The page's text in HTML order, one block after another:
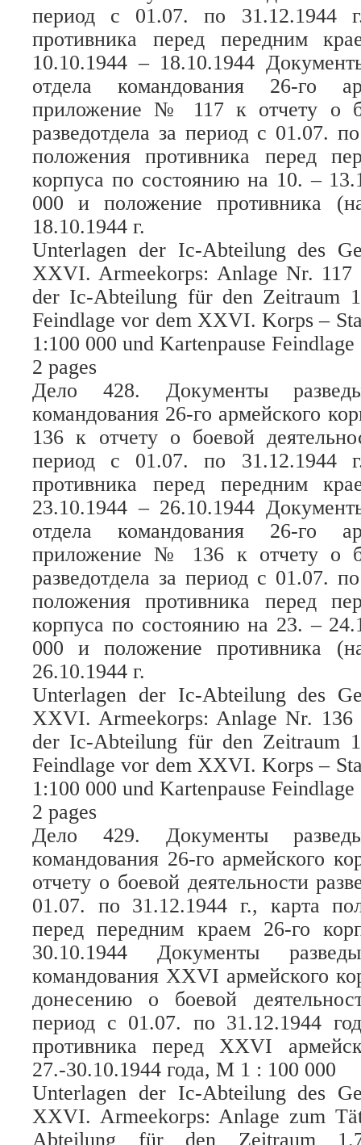
период с 01.07. по 31.12.1944
противника перед передним
10.10.1944 – 18.10.1944
отдела командования 26-го
приложение № 117 к отчету о
разведотдела за период с 01.07.
положения противника перед
корпуса по состоянию на 10. –
000 и положение противника
18.10.1944 г.
Unterlagen der Ic-Abteilung des
XXVI. Armeekorps: Anlage Nr. 117
der Ic-Abteilung für den Zeitraum
Feindlage vor dem XXVI. Korps –
1:100 000 und Kartenpause
2 pages
Дело 428. Документы
командования 26-го армейского
136 к отчету о боевой
период с 01.07. по 31.12.1944
противника перед передним
23.10.1944 – 26.10.1944
отдела командования 26-го
приложение № 136 к отчету о
разведотдела за период с 01.07.
положения противника перед
корпуса по состоянию на 23. –
000 и положение противника
26.10.1944 г.
Unterlagen der Ic-Abteilung des
XXVI. Armeekorps: Anlage Nr. 136
der Ic-Abteilung für den Zeitraum
Feindlage vor dem XXVI. Korps –
1:100 000 und Kartenpause
2 pages
Дело 429. Документы
командования 26-го армейского
отчету о боевой деятельности
01.07. по 31.12.1944 г., карта
перед передним краем 26-го
30.10.1944 Документы
командования XXVI армейского
донесению о боевой
период с 01.07. по 31.12.1944
противника перед XXVI
27.-30.10.1944 года, М 1 : 100 000
Unterlagen der Ic-Abteilung des
XXVI. Armeekorps: Anlage zum
Abteilung für den Zeitraum